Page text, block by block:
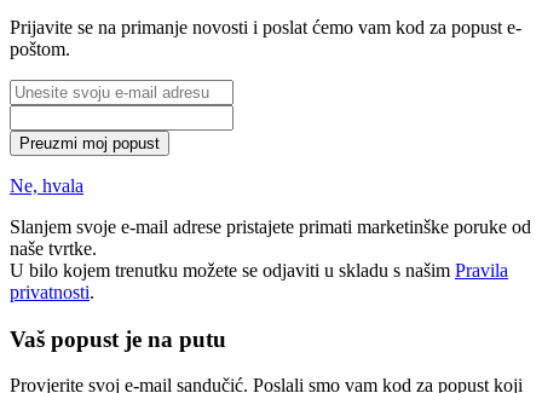
Prijavite se na primanje novosti i poslat ćemo vam kod za popust e-
poštom.
Preuzmi moj popust
Ne, hvala
Slanjem svoje e-mail adrese pristajete primati marketinške poruke od
naše tvrtke.
U bilo kojem trenutku možete se odjaviti u skladu s našim Pravila
privatnosti.
Vaš popust je na putu
Provjerite svoj e-mail sandučić. Poslali smo vam kod za popust koji